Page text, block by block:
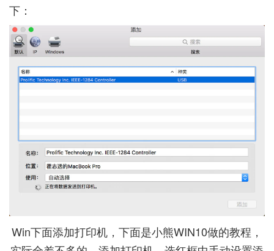
下：
Win下面添加打印机，下面是小熊WIN10做的教程，